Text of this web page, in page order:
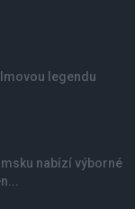
legendu
nabízí výborné